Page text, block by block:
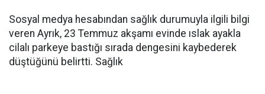
Sosyal medya hesabından sağlık durumuyla ilgili bilgi
veren Ayrık, 23 Temmuz akşamı evinde ıslak ayakla
cilalı parkeye bastığı sırada dengesini kaybederek
düştüğünü belirtti. Sağlık